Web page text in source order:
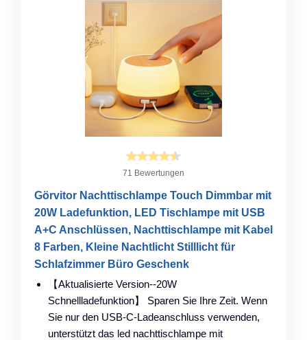
71 Bewertungen
Görvitor Nachttischlampe Touch Dimmbar mit
20W Ladefunktion, LED Tischlampe mit USB
A+C Anschlüssen, Nachttischlampe mit Kabel
8 Farben, Kleine Nachtlicht Stilllicht für
Schlafzimmer Büro Geschenk
【Aktualisierte Version--20W
Schnellladefunktion】 Sparen Sie Ihre Zeit. Wenn
Sie nur den USB-C-Ladeanschluss verwenden,
unterstützt das led nachttischlampe mit